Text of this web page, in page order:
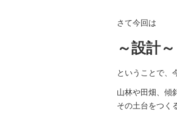
o
k
さて今回は
～設計～
ということで、
山林や田畑、傾
その土台をつく